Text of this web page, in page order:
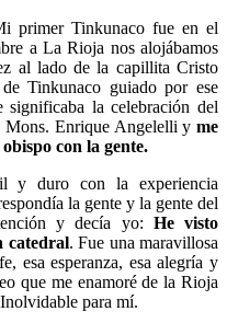
primer Tinkunaco fue en el
a La Rioja nos alojábamos
al lado de la capillita Cristo
Tinkunaco guiado por ese
la celebración del
Mons. Enrique Angelelli y me
con la gente.
y duro con la experiencia
la gente y la gente del
y decía yo: He visto
catedral. Fue una maravillosa
esa esperanza, esa alegría y
que me enamoré de la Rioja
para mí.